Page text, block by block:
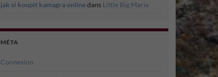
jak si koupit kamagra onlinedans Little Big Marie
MÉTA
Connexion